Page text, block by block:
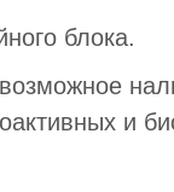
блока.
и